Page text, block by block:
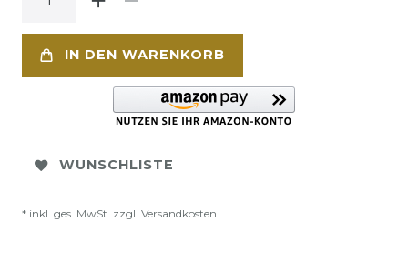
IN DEN WARENKORB
WUNSCHLISTE
* inkl. ges. MwSt. zzgl. Versandkosten